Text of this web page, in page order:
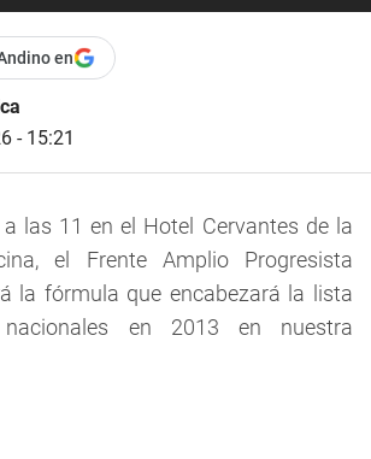
en
- 15:21
las 11 en el Hotel Cervantes de la
el Frente Amplio Progresista
la fórmula que encabezará la lista
en 2013 en nuestra